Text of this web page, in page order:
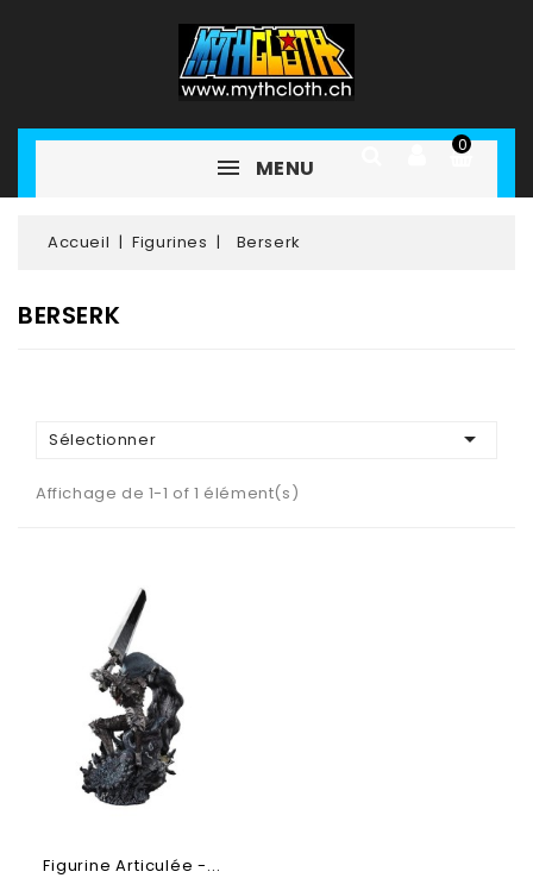
0
MENU
Accueil Figurines Berserk
BERSERK
Sélectionner 
Affichage de 1-1 of 1 élément(s)
Figurine Articulée -...